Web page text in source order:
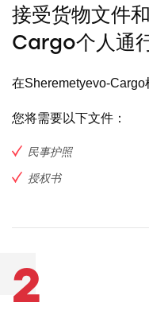
接受货物文件
Cargo个人通行
在Sheremetyevo-Cargo
您将需要以下文件：
民事护照
授权书
2